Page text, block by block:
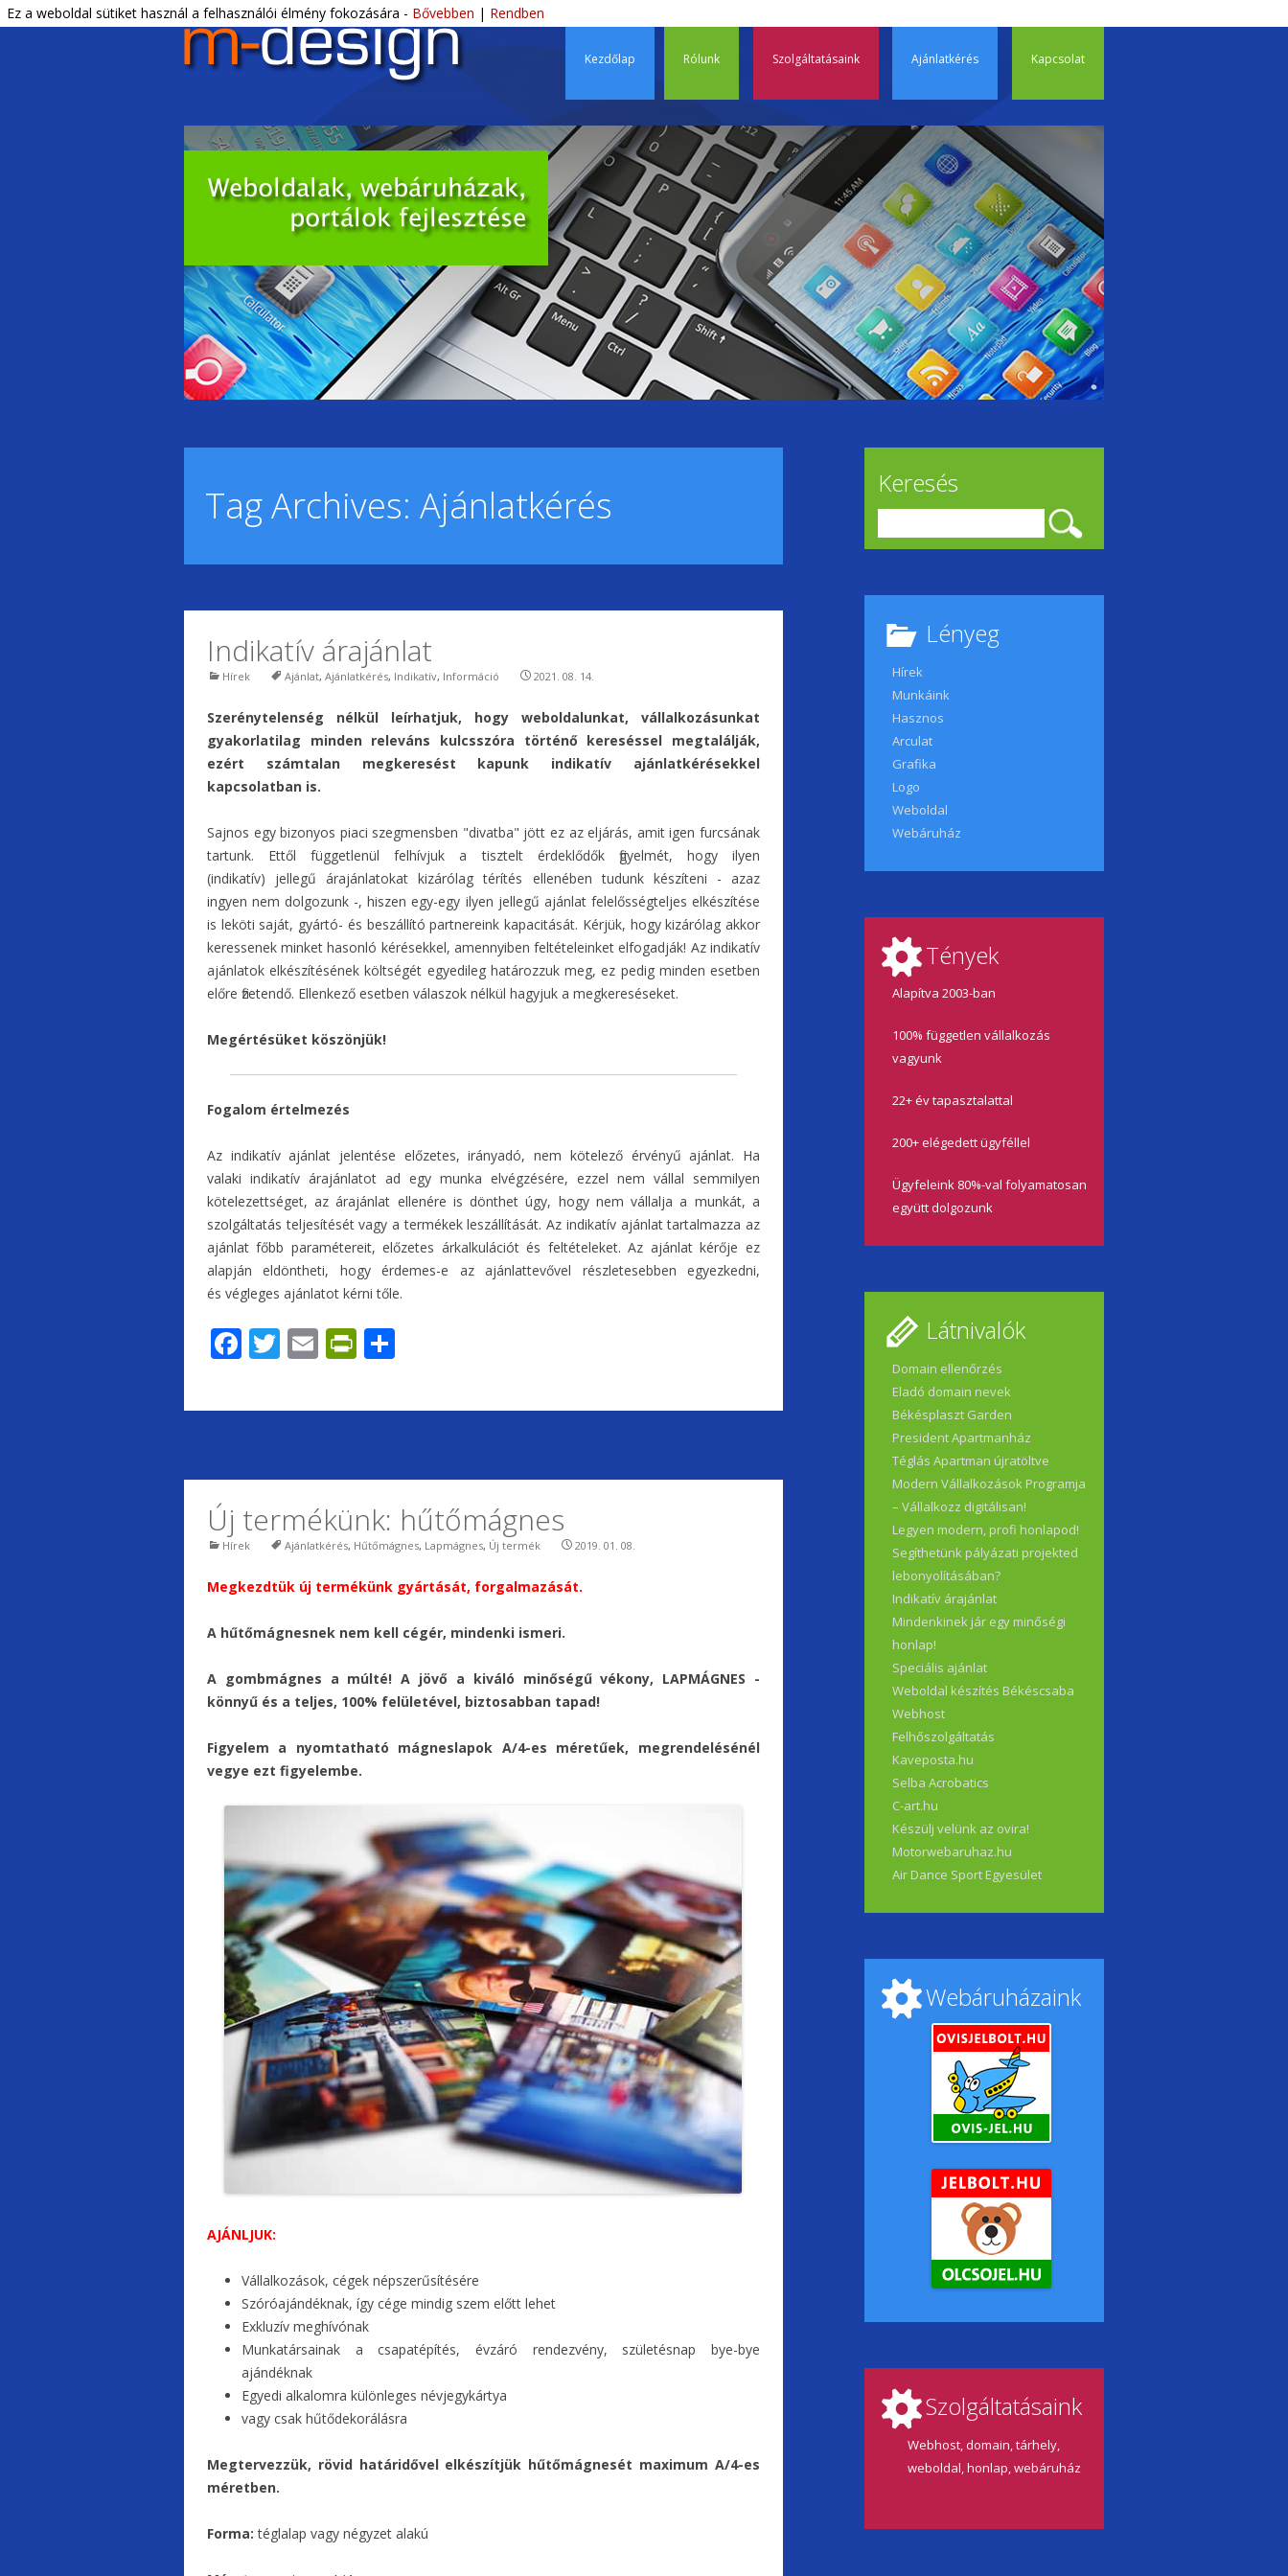
M-Design Békéscsaba – Webdesign, DTP, tárhely
Letisztult, profi webdesign és DTP.
Kezdőlap Rólunk Szolgáltatásaink Ajánlatkérés Kapcsolat
Tag Archives: Ajánlatkérés
Indikatív árajánlat
Hírek Ajánlat, Ajánlatkérés, Indikatív, Információ 2021. 08. 14.
Szerénytelenség nélkül leírhatjuk, hogy weboldalunkat, vállalkozásunkat
gyakorlatilag minden releváns kulcsszóra történő kereséssel megtalálják,
ezért számtalan megkeresést kapunk indikatív ajánlatkérésekkel
kapcsolatban is.
Sajnos egy bizonyos piaci szegmensben "divatba" jött ez az eljárás, amit igen furcsának
tartunk. Ettől függetlenül felhívjuk a tisztelt érdeklődők figyelmét, hogy ilyen
(indikatív) jellegű árajánlatokat kizárólag térítés ellenében tudunk készíteni - azaz
ingyen nem dolgozunk -, hiszen egy-egy ilyen jellegű ajánlat felelősségteljes elkészítése
is leköti saját, gyártó- és beszállító partnereink kapacitását. Kérjük, hogy kizárólag akkor
keressenek minket hasonló kérésekkel, amennyiben feltételeinket elfogadják! Az indikatív
ajánlatok elkészítésének költségét egyedileg határozzuk meg, ez pedig minden esetben
előre fizetendő. Ellenkező esetben válaszok nélkül hagyjuk a megkereséseket.
Megértésüket köszönjük!
Fogalom értelmezés
Az indikatív ajánlat jelentése előzetes, irányadó, nem kötelező érvényű ajánlat. Ha
valaki indikatív árajánlatot ad egy munka elvégzésére, ezzel nem vállal semmilyen
kötelezettséget, az árajánlat ellenére is dönthet úgy, hogy nem vállalja a munkát, a
szolgáltatás teljesítését vagy a termékek leszállítását. Az indikatív ajánlat tartalmazza az
ajánlat főbb paramétereit, előzetes árkalkulációt és feltételeket. Az ajánlat kérője ez
alapján eldöntheti, hogy érdemes-e az ajánlattevővel részletesebben egyezkedni,
és végleges ajánlatot kérni tőle.
F
e
k
T
itt
E
ai
Pr
tF
dl
y
ar
Új termékünk: hűtőmágnes
Hírek Ajánlatkérés, Hűtőmágnes, Lapmágnes, Új termék 2019. 01. 08.
Megkezdtük új termékünk gyártását, forgalmazását.
A hűtőmágnesnek nem kell cégér, mindenki ismeri.
A gombmágnes a múlté! A jövő a kiváló minőségű vékony, LAPMÁGNES -
könnyű és a teljes, 100% felületével, biztosabban tapad!
Figyelem a nyomtatható mágneslapok A/4-es méretűek, megrendelésénél
vegye ezt figyelembe.
AJÁNLJUK:
Vállalkozások, cégek népszerűsítésére
Szóróajándéknak, így cége mindig szem előtt lehet
Exkluzív meghívónak
Munkatársainak a csapatépítés, évzáró rendezvény, születésnap bye-bye
ajándéknak
Egyedi alkalomra különleges névjegykártya
vagy csak hűtődekorálásra
Megtervezzük, rövid határidővel elkészítjük hűtőmágnesét maximum A/4-es
méretben.
Forma: téglalap vagy négyzet alakú
Keresés
Lényeg
Hírek
Munkáink
Hasznos
Arculat
Grafika
Logo
Weboldal
Webáruház
Tények
Alapítva 2003-ban
100% független vállalkozás
vagyunk
22+ év tapasztalattal
200+ elégedett ügyféllel
Ügyfeleink 80%-val folyamatosan
együtt dolgozunk
Látnivalók
Domain ellenőrzés
Eladó domain nevek
Békésplaszt Garden
President Apartmanház
Téglás Apartman újratöltve
Modern Vállalkozások Programja
– Vállalkozz digitálisan!
Legyen modern, profi honlapod!
Segíthetünk pályázati projekted
lebonyolításában?
Indikatív árajánlat
Mindenkinek jár egy minőségi
honlap!
Speciális ajánlat
Weboldal készítés Békéscsaba
Webhost
Felhőszolgáltatás
Kaveposta.hu
Selba Acrobatics
C-art.hu
Készülj velünk az ovira!
Motorwebaruhaz.hu
Air Dance Sport Egyesület
Webáruházaink
Szolgáltatásaink
Webhost, domain, tárhely,
weboldal, honlap, webáruház
Ez a weboldal sütiket használ a felhasználói élmény fokozására - Bővebben | Rendben